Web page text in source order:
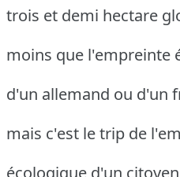
trois et demi hectare
moins que l'empreinte
d'un allemand ou d'un
mais c'est le trip de
écologique d'un